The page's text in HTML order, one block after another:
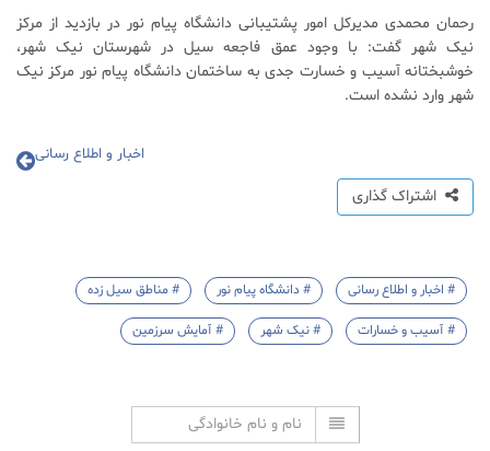
رحمان محمدی مدیرکل امور پشتیبانی دانشگاه پیام نور در بازدید از مرکز
نیک شهر گفت: با وجود عمق فاجعه سیل در شهرستان نیک شهر،
خوشبختانه آسیب و خسارت جدی به ساختمان دانشگاه پیام نور مرکز نیک
شهر وارد نشده است.
اخبار و اطلاع رسانی
اشتراک گذاری
# اخبار و اطلاع رسانی # دانشگاه پیام نور # مناطق سیل زده
# آسیب و خسارات # نیک شهر # آمایش سرزمین